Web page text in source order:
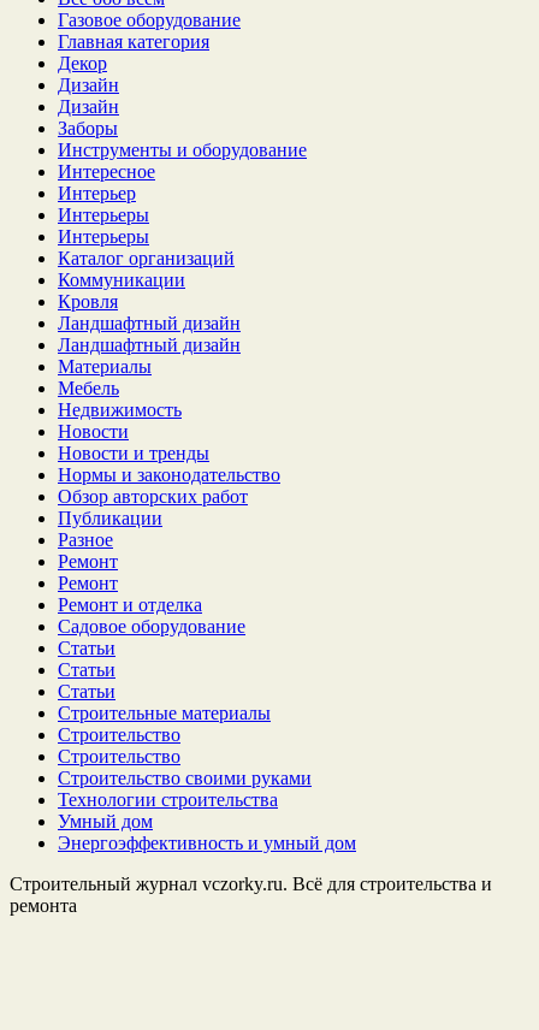
Газовое оборудование
Главная категория
Декор
Дизайн
Дизайн
Заборы
Инструменты и оборудование
Интересное
Интерьер
Интерьеры
Интерьеры
Каталог организаций
Коммуникации
Кровля
Ландшафтный дизайн
Ландшафтный дизайн
Материалы
Мебель
Недвижимость
Новости
Новости и тренды
Нормы и законодательство
Обзор авторских работ
Публикации
Разное
Ремонт
Ремонт
Ремонт и отделка
Садовое оборудование
Статьи
Статьи
Статьи
Строительные материалы
Строительство
Строительство
Строительство своими руками
Технологии строительства
Умный дом
Энергоэффективность и умный дом
Строительный журнал vczorky.ru. Всё для строительства и
ремонта